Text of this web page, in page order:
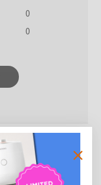
0
0
Filters